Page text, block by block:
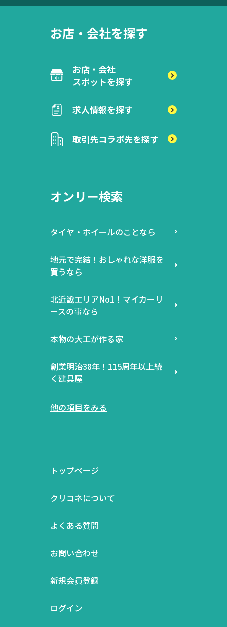
お店・会社を探す
お店・会社
スポットを探す
求人情報を探す
取引先コラボ先を探す
オンリー検索
タイヤ・ホイールのことなら
地元で完結！おしゃれな洋服を
買うなら
北近畿エリアNo1！マイカーリ
ースの事なら
本物の大工が作る家
創業明治38年！115周年以上続
く建具屋
他の項目をみる
トップページ
クリコネについて
よくある質問
お問い合わせ
新規会員登録
ログイン